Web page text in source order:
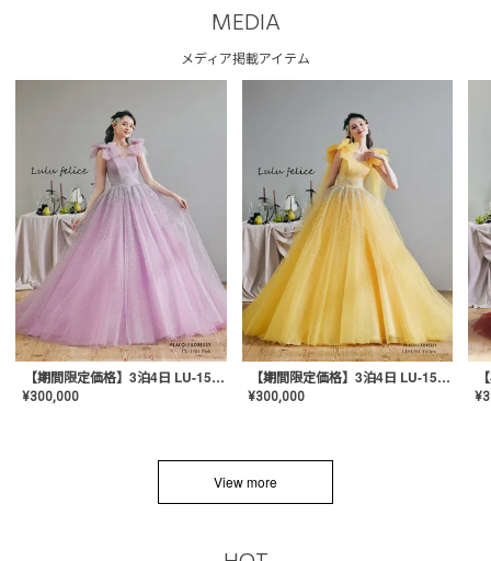
MEDIA
メディア掲載アイテム
【期間限定価格】3泊4日 LU-1501(Pink)
¥300,000
【期間限定価格】3泊4日 LU-1501(Yellow)
¥300,000 ¥
View more